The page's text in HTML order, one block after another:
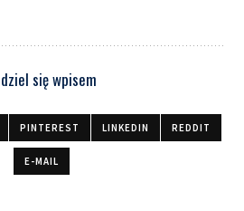
się wpisem
PINTEREST LINKEDIN REDDIT
E-MAIL